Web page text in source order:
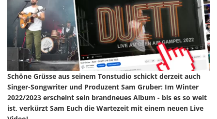
Schöne Grüsse aus seinem Tonstudio schickt derzeit auch
Singer-Songwriter und Produzent Sam Gruber: Im Winter
2022/2023 erscheint sein brandneues Album - bis es so weit
ist, verkürzt Sam Euch die Wartezeit mit einem neuen Live